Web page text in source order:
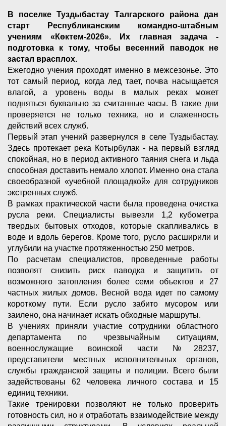
В поселке Туздыбастау Талгарского района дан
старт Республиканским командно-штабным
учениям «Көктем-2026». Их главная задача -
подготовка к тому, чтобы весенний паводок не
застал врасплох.
Ежегодно учения проходят именно в межсезонье. Это
тот самый период, когда лед тает, почва насыщается
влагой, а уровень воды в малых реках может
подняться буквально за считанные часы. В такие дни
проверяется не только техника, но и слаженность
действий всех служб.
Первый этап учений развернулся в селе Туздыбастау.
Здесь протекает река Котырбулак - на первый взгляд
спокойная, но в период активного таяния снега и льда
способная доставить немало хлопот. Именно она стала
своеобразной «учебной площадкой» для сотрудников
экстренных служб.
В рамках практической части была проведена очистка
русла реки. Специалисты вывезли 1,2 кубометра
твердых бытовых отходов, которые скапливались в
воде и вдоль берегов. Кроме того, русло расширили и
углубили на участке протяженностью 250 метров.
По расчетам специалистов, проведенные работы
позволят снизить риск паводка и защитить от
возможного затопления более семи объектов и 27
частных жилых домов. Весной вода идет по самому
короткому пути. Если русло забито мусором или
заилено, она начинает искать обходные маршруты.
В учениях приняли участие сотрудники областного
департамента по чрезвычайным ситуациям,
военнослужащие воинской части №28237,
представители местных исполнительных органов,
службы гражданской защиты и полиции. Всего были
задействованы 62 человека личного состава и 15
единиц техники.
Такие тренировки позволяют не только проверить
готовность сил, но и отработать взаимодействие между